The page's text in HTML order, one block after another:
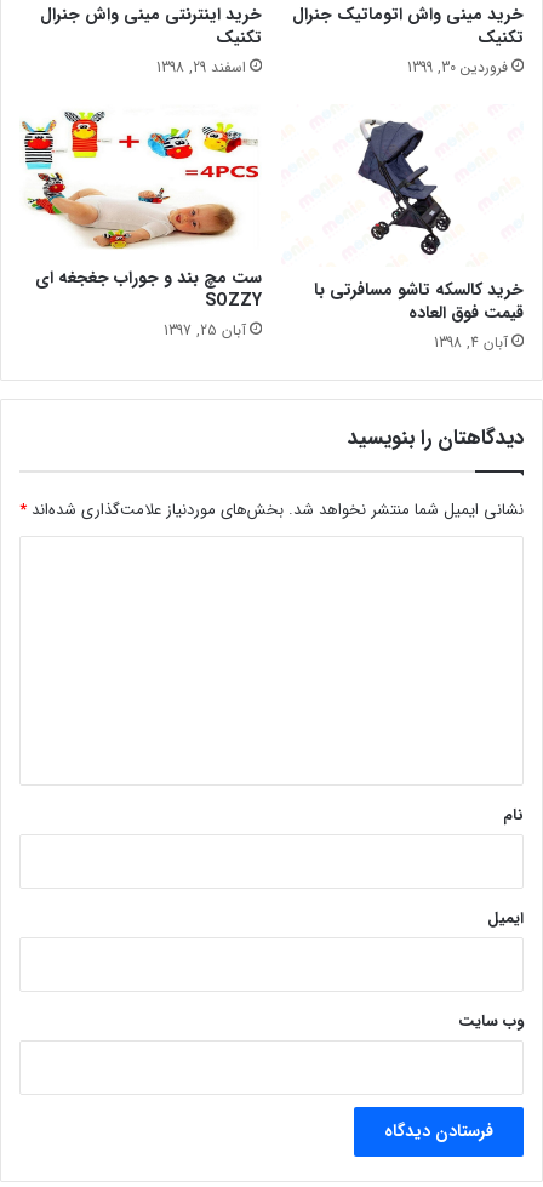
خرید مینی واش اتوماتیک جنرال
تکنیک
فروردین 30, 1399
خرید اینترنتی مینی واش جنرال
تکنیک
اسفند 29, 1398
خرید کالسکه تاشو مسافرتی با
قیمت فوق العاده
آبان 4, 1398
ست مچ بند و جوراب جغجغه ای
SOZZY
آبان 25, 1397
دیدگاهتان را بنویسید
نشانی ایمیل شما منتشر نخواهد شد. بخش‌های موردنیاز علامت‌گذاری شده‌اند *
نام
ایمیل
وب‌ سایت